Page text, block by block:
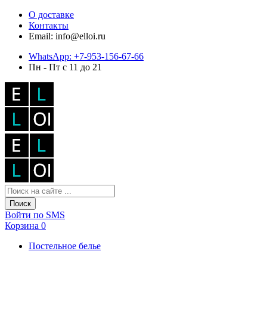
О доставке
Контакты
Email: info@elloi.ru
WhatsApp: +7-953-156-67-66
Пн - Пт с 11 до 21
Поиск
Войти по SMS
Корзина 0
Постельное белье